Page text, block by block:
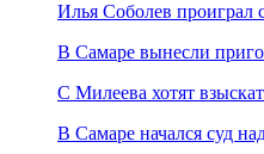
Илья Соболев проиграл
В Самаре вынесли
С Милеева хотят
В Самаре начался суд